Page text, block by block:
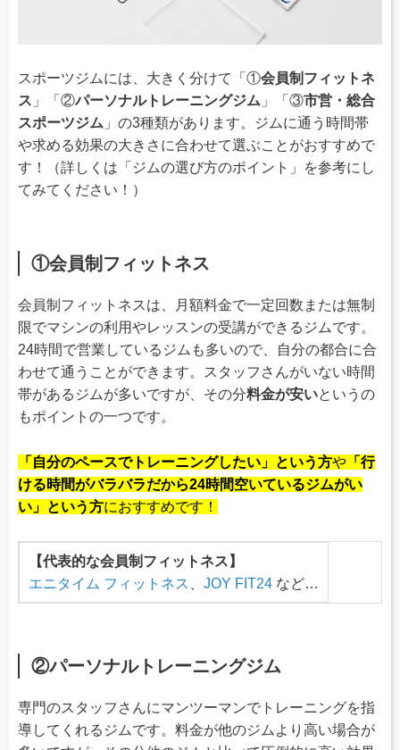
スポーツジムには、大きく分けて「①会員制フィットネ
ス 」「②パーソナルトレーニングジム 」「③市営・総合
スポーツジム 」の3種類があります。ジムに通う時間帯
や求める効果の大きさに合わせて選ぶことがおすすめで
す！（詳しくは「ジムの選び方のポイント」を参考にし
てみてください！）
①会員制フィットネス
会員制フィットネスは、月額料金で一定回数または無制
限でマシンの利用やレッスンの受講ができるジムです。
24時間で営業しているジムも多いので、自分の都合に合
わせて通うことができます。スタッフさんがいない時間
帯があるジムが多いですが、その分料金が安いというの
もポイントの一つです。
「自分のペースでトレーニングしたい」という方や 「行
ける時間がバラバラだから24時間空いているジムがい
い」という方におすすめです！
【代表的な会員制フィットネス】
エニタイム フィットネス
JOY FIT24 など…
②パーソナルトレーニングジム
専門のスタッフさんにマンツーマンでトレーニングを指
導してくれるジムです。料金が他のジムより高い場合が